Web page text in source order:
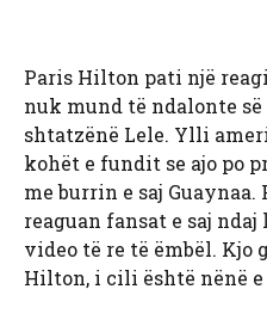
Paris Hilton pati një
nuk mund të ndalonte
shtatzënë Lele. Ylli
kohët e fundit se ajo po
me burrin e saj Guaynaa.
reaguan fansat e saj
video të re të ëmbël.
Hilton, i cili është nënë